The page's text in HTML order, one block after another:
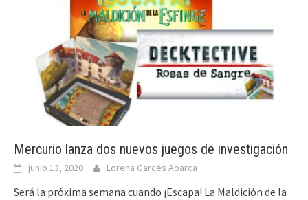
Mercurio lanza dos nuevos juegos de investigación
junio 13, 2020 Lorena Garcés Abarca
Será la próxima semana cuando ¡Escapa! La Maldición de la